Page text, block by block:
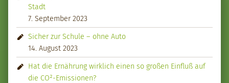
Stadt
7. September 2023
Sicher zur Schule – ohne Auto
14. August 2023
Hat die Ernährung wirklich einen so großen Einfluß auf
die CO²-Emissionen?